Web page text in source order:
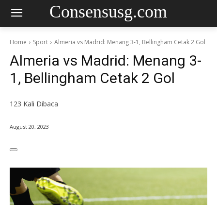
Consensusg.com
Home Sport Almeria vs Madrid: Menang 3-1, Bellingham Cetak 2 Gol
Almeria vs Madrid: Menang 3-
1, Bellingham Cetak 2 Gol
123 Kali Dibaca
August 20, 2023